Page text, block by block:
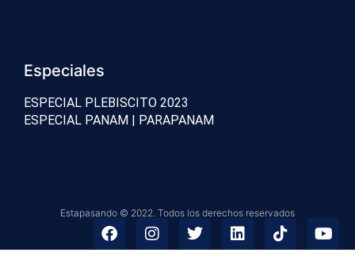
Especiales
ESPECIAL PLEBISCITO 2023
ESPECIAL PANAM | PARAPANAM
Estapasando © 2022. Todos los derechos reservados